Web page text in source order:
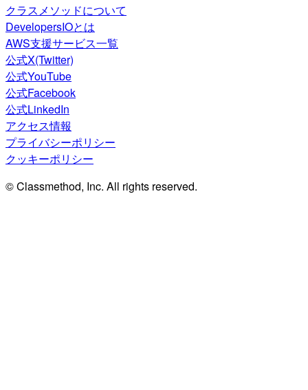
クラスメソッドについて
DevelopersIOとは
AWS支援サービス一覧
公式X(Twitter)
公式YouTube
公式Facebook
公式LinkedIn
アクセス情報
プライバシーポリシー
クッキーポリシー
© Classmethod, Inc. All rights reserved.